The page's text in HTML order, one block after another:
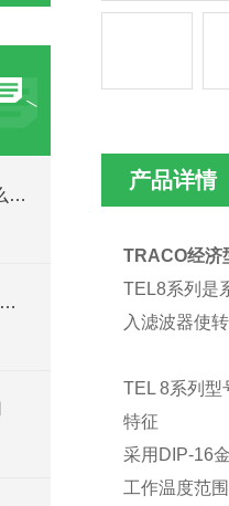
DC/DC电源的直流与交流有什么区别
小尺寸，功率AC/DC,DC/DC电源模块西安浩南电子
产品详情
TRACO经济
TEL8系列是
入滤波器使
TEL 8系列型
特征
采用 DIP-16
工作温度范